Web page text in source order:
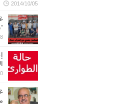
2014/10/05